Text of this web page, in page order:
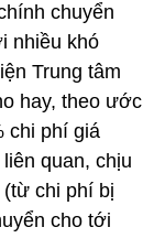
chuyển
nhiều khó
Trung tâm
hay, theo ước
chi phí giá
quan, chịu
chi phí bị
cho tới